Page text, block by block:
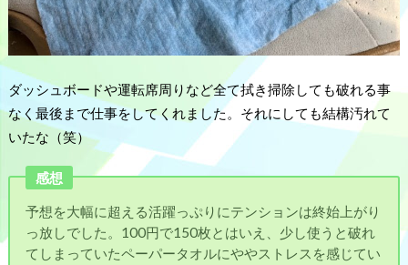
ダッシュボードや運転席周りなど全て拭き掃除しても破れる事
なく最後まで仕事をしてくれました。それにしても結構汚れて
いたな（笑）
感想
予想を大幅に超える活躍っぷりにテンションは終始上がり
っ放しでした。100円で150枚とはいえ、少し使うと破れ
てしまっていたペーパータオルにややストレスを感じてい